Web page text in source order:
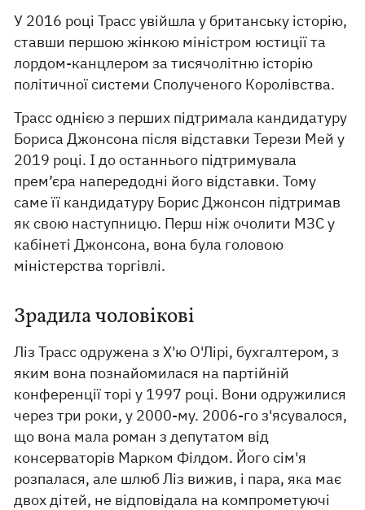
У 2016 році Трасс увійшла у британську історію,
ставши першою жінкою міністром юстиції та
лордом-канцлером за тисячолітню історію
політичної системи Сполученого Королівства.
Трасс однією з перших підтримала кандидатуру
Бориса Джонсона після відставки Терези Мей у
2019 році. І до останнього підтримувала
прем’єра напередодні його відставки. Тому
саме її кандидатуру Борис Джонсон підтримав
як свою наступницю. Перш ніж очолити МЗС у
кабінеті Джонсона, вона була головою
міністерства торгівлі.
Зрадила чоловікові
Ліз Трасс одружена з Х'ю О'Лірі, бухгалтером, з
яким вона познайомилася на партійній
конференції торі у 1997 році. Вони одружилися
через три роки, у 2000-му. 2006-го з'ясувалося,
що вона мала роман з депутатом від
консерваторів Марком Філдом. Його сім'я
розпалася, але шлюб Ліз вижив, і пара, яка має
двох дітей, не відповідала на компрометуючі